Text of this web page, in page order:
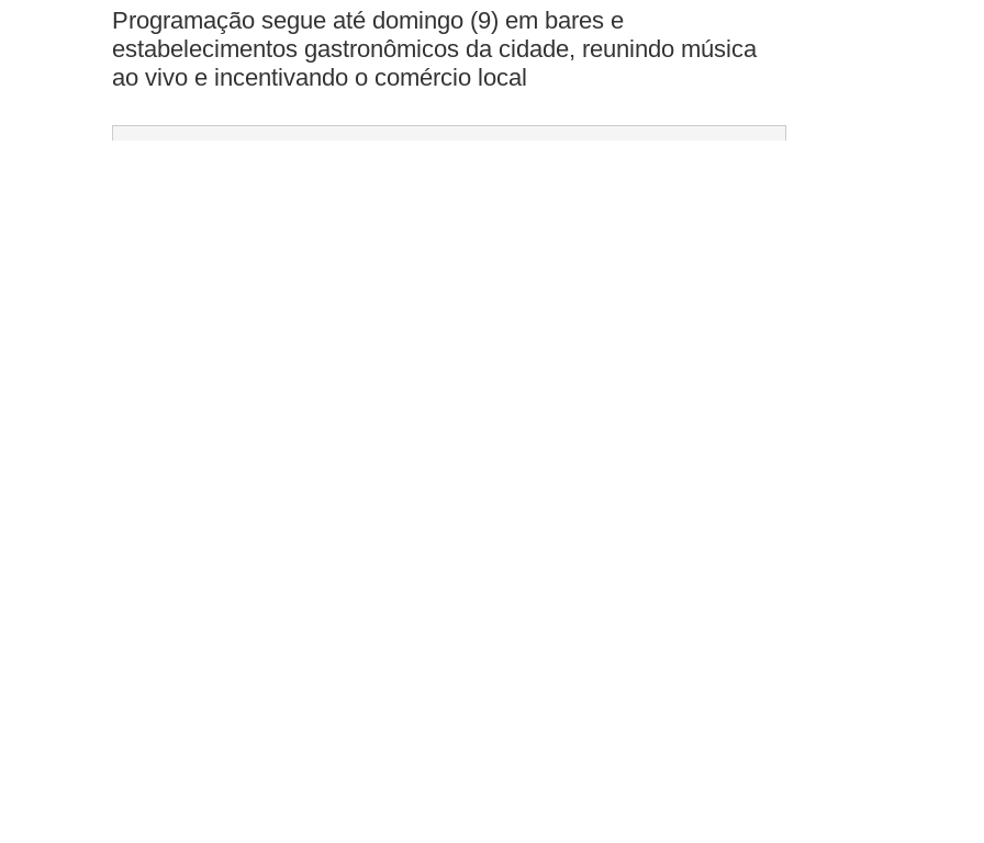
Programação segue até domingo (9) em bares e
estabelecimentos gastronômicos da cidade, reunindo música
ao vivo e incentivando o comércio local